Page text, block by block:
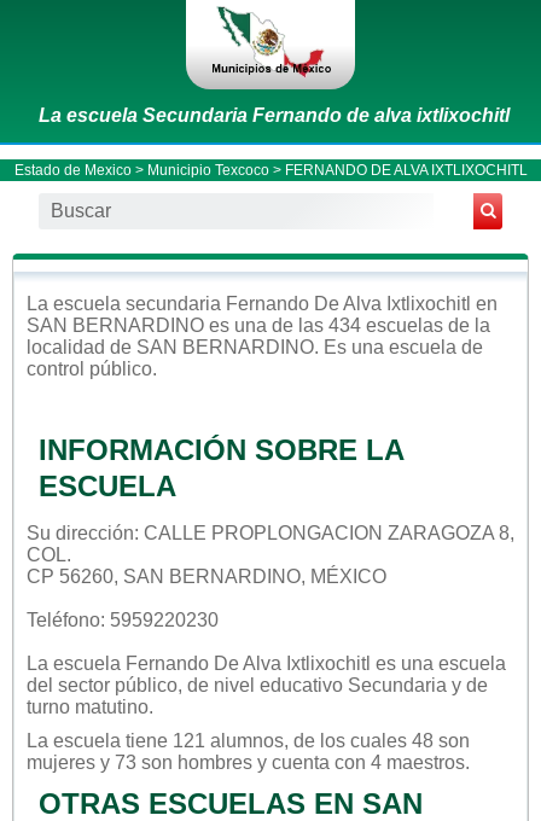
La escuela Secundaria Fernando de alva ixtlixochitl
Estado de Mexico> Municipio Texcoco> FERNANDO DE ALVA IXTLIXOCHITL
La escuela secundaria Fernando De Alva Ixtlixochitl en
SAN BERNARDINO es una de las 434 escuelas de la
localidad de SAN BERNARDINO. Es una escuela de
control público.
INFORMACIÓN SOBRE LA
ESCUELA
Su dirección: CALLE PROPLONGACION ZARAGOZA 8,
COL.
CP 56260, SAN BERNARDINO, MÉXICO
Teléfono: 5959220230
La escuela Fernando De Alva Ixtlixochitl es una escuela
del sector público, de nivel educativo Secundaria y de
turno matutino.
La escuela tiene 121 alumnos, de los cuales 48 son
mujeres y 73 son hombres y cuenta con 4 maestros.
OTRAS ESCUELAS EN SAN